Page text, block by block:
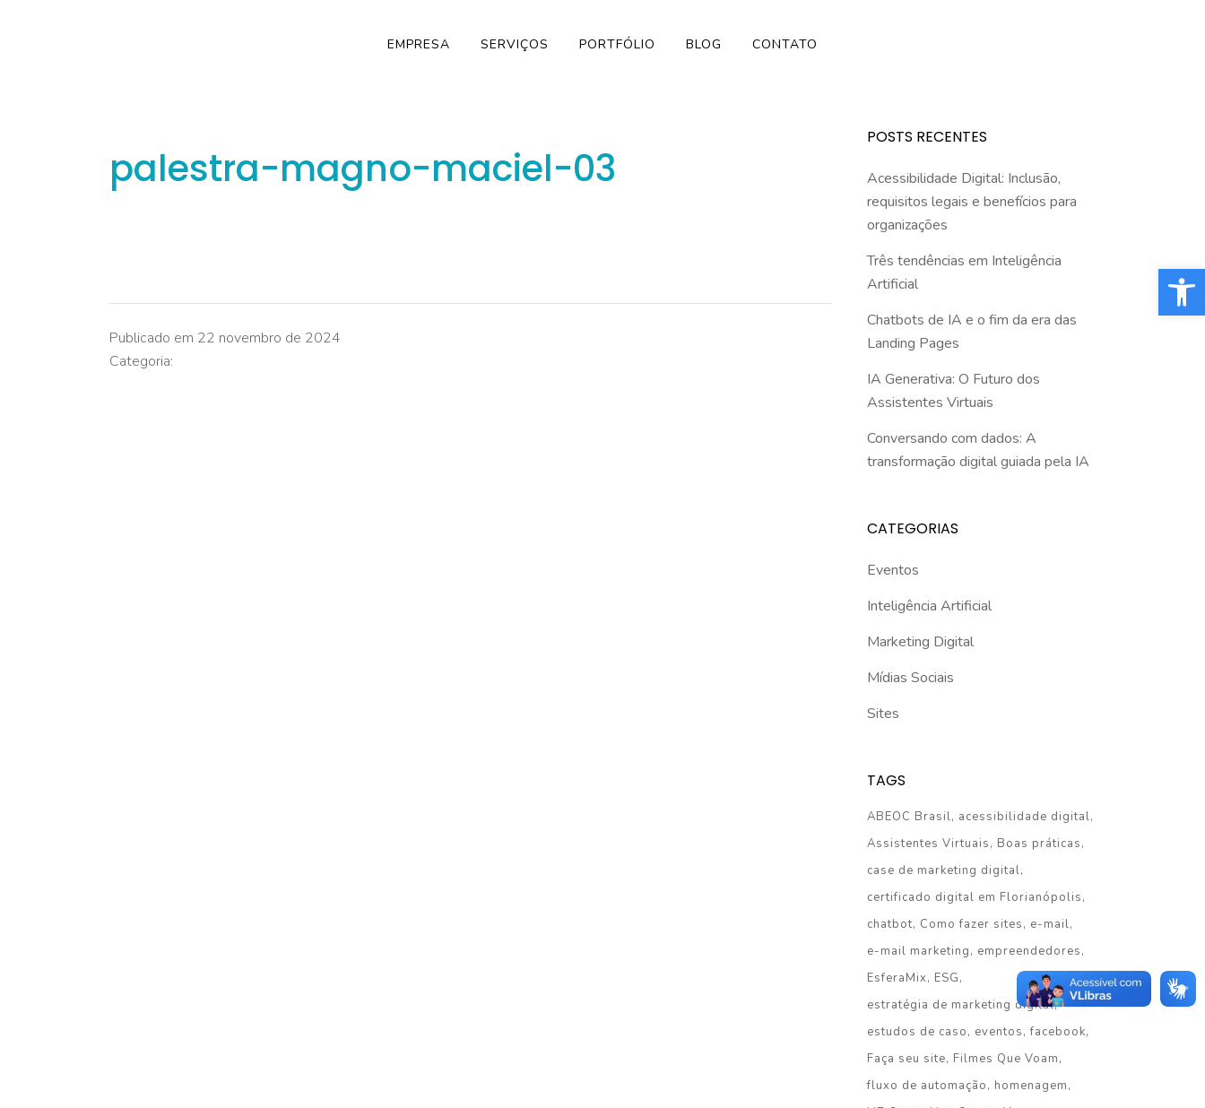
EMPRESA SERVIÇOS PORTFÓLIO BLOG CONTATO
palestra-magno-maciel-03
Publicado em 22 novembro de 2024
Categoria:
POSTS RECENTES
Acessibilidade Digital: Inclusão,
requisitos legais e benefícios para
organizações
Três tendências em Inteligência
Artificial
Chatbots de IA e o fim da era das
Landing Pages
IA Generativa: O Futuro dos
Assistentes Virtuais
Conversando com dados: A
transformação digital guiada pela IA
CATEGORIAS
Eventos
Inteligência Artificial
Marketing Digital
Mídias Sociais
Sites
TAGS
ABEOC Brasil acessibilidade digital
Assistentes Virtuais
Boas práticas
case de marketing digital
certificado digital em Florianópolis
chatbot Como fazer sites
e-mail
e-mail marketing
empreendedores
EsferaMix
ESG
estratégia de marketing digital
estudos de caso
eventos facebook
Faça seu site Filmes Que Voam
fluxo de automação
homenagem
Barra de